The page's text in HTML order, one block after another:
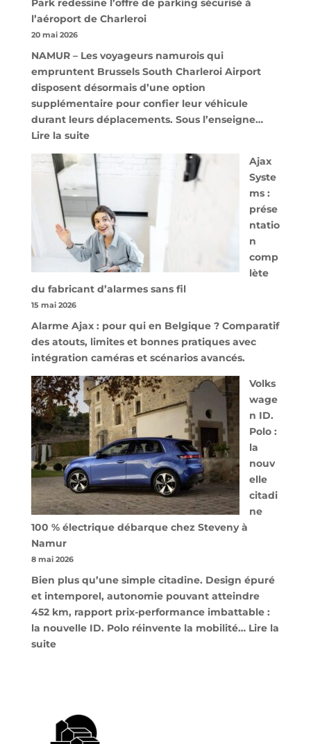
Park redessine l’offre de parking sécurisé à
l’aéroport de Charleroi
20 mai 2026
NAMUR – Les voyageurs namurois qui
empruntent Brussels South Charleroi Airport
disposent désormais d’une option
supplémentaire pour confier leur véhicule
durant leurs déplacements. Sous l’enseigne…
Lire la suite:
À
40
minutes
de
Namur,
Steveny
Park
redessine
de
sécurisé
à
l’aéroport
de
Charleroi
Ajax
Syste
ms :
prése
ntatio
n
comp
lète
du fabricant d’alarmes sans fil
15 mai 2026
Alarme Ajax : pour qui en Belgique ? Comparatif
des atouts, limites et bonnes pratiques avec
intégration caméras et scénarios avancés.
Volks
wage
n ID.
Polo :
la
nouv
elle
citadi
ne
100 % électrique débarque chez Steveny à
Namur
8 mai 2026
Bien plus qu’une simple citadine. Design épuré
et intemporel, autonomie pouvant atteindre
452 km, rapport prix-performance imbattable :
la nouvelle ID. Polo réinvente la mobilité… Lire la
suite:
la
nouvelle